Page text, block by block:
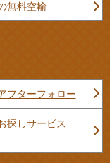
無料空輸
フターフォロー
探しサービス